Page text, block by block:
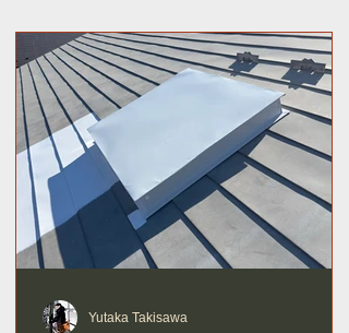
Yutaka Takisawa